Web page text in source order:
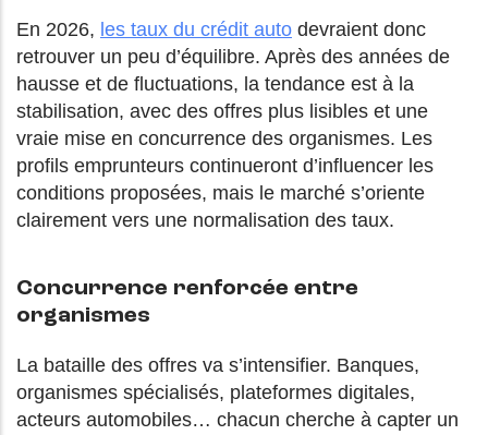
En 2026, les taux du crédit auto devraient donc
retrouver un peu d’équilibre. Après des années de
hausse et de fluctuations, la tendance est à la
stabilisation, avec des offres plus lisibles et une
vraie mise en concurrence des organismes. Les
profils emprunteurs continueront d’influencer les
conditions proposées, mais le marché s’oriente
clairement vers une normalisation des taux.
Concurrence renforcée entre
organismes
La bataille des offres va s’intensifier. Banques,
organismes spécialisés, plateformes digitales,
acteurs automobiles… chacun cherche à capter un